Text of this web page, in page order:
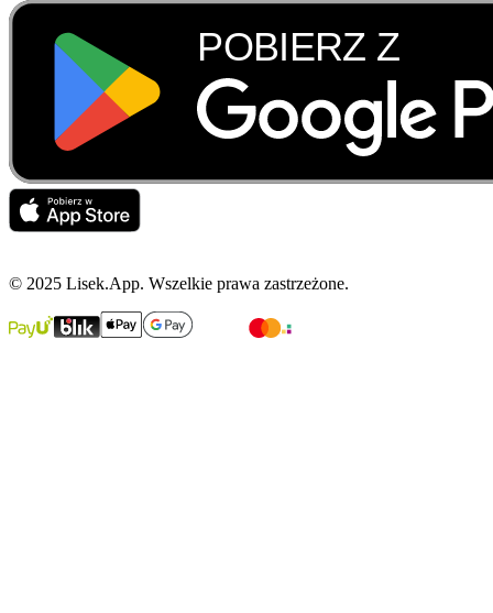
© 2025 Lisek.App. Wszelkie prawa zastrzeżone.